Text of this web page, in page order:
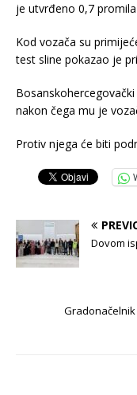
je utvrđeno 0,7
Kod vozača su
test sline pokazao je
nakon čega mu je
Protiv njega će biti
Dovom